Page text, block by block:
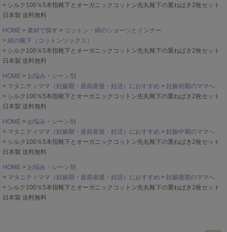
シルク100％5本指靴下とオーガニックコットン先丸靴下の重ねばき2枚セット
日本製 送料無料
HOME 素材で探す
コットン・綿のショーツとインナー
綿の靴下（コットンソックス）
シルク100％5本指靴下とオーガニックコットン先丸靴下の重ねばき2枚セット
日本製 送料無料
HOME
お悩み・シーン別
マタニティママ（妊娠期・産前産後・妊活）におすすめ
妊娠初期のママへ
シルク100％5本指靴下とオーガニックコットン先丸靴下の重ねばき2枚セット
日本製 送料無料
HOME
お悩み・シーン別
マタニティママ（妊娠期・産前産後・妊活）におすすめ
妊娠中期のママへ
シルク100％5本指靴下とオーガニックコットン先丸靴下の重ねばき2枚セット
日本製 送料無料
HOME
お悩み・シーン別
マタニティママ（妊娠期・産前産後・妊活）におすすめ
妊娠後期のママへ
シルク100％5本指靴下とオーガニックコットン先丸靴下の重ねばき2枚セット
日本製 送料無料